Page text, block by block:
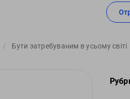
Бути затребуваним в усьому світі